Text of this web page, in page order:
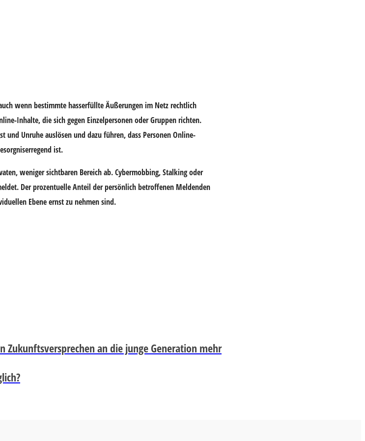
wenn bestimmte hasserfüllte Äußerungen im Netz rechtlich
Inhalte, die sich gegen Einzelpersonen oder Gruppen richten.
und Unruhe auslösen und dazu führen, dass Personen Online-
ist.
weniger sichtbaren Bereich ab. Cybermobbing, Stalking oder
Der prozentuelle Anteil der persönlich betroffenen Meldenden
Ebene ernst zu nehmen sind.
Zukunftsversprechen an die junge Generation mehr